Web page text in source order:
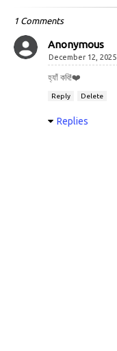
1 Comments
Anonymous
December 12, 2025
হ্যাঁ কবি!❤️
Reply Delete
Replies